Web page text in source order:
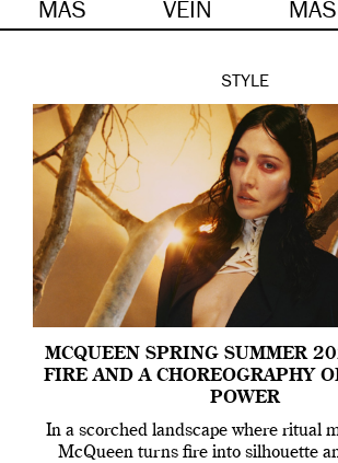
MÁS VEIN MÁS
STYLE
MCQUEEN SPRING SUMMER
FIRE AND A CHOREOGRAPHY
POWER
In a scorched landscape where ritual
McQueen turns fire into silhouette